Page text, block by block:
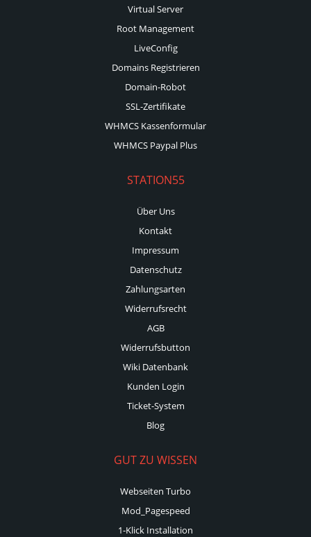
Virtual Server
Root Management
LiveConfig
Domains Registrieren
Domain-Robot
SSL-Zertifikate
WHMCS Kassenformular
WHMCS Paypal Plus
STATION55
Über Uns
Kontakt
Impressum
Datenschutz
Zahlungsarten
Widerrufsrecht
AGB
Widerrufsbutton
Wiki Datenbank
Kunden Login
Ticket-System
Blog
GUT ZU WISSEN
Webseiten Turbo
Mod_Pagespeed
1-Klick Installation